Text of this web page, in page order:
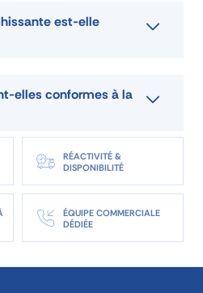
est-elle
elles conformes à la
RÉACTIVITÉ &
DISPONIBILITÉ
ÉQUIPE COMMERCIALE
DÉDIÉE